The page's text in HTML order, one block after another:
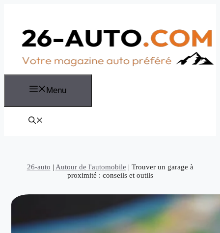
Menu
26-auto | Autour de l'automobile | Trouver un garage à
proximité : conseils et outils